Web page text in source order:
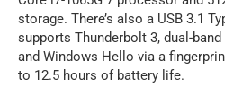
storage. There’s also a USB 3.1
supports Thunderbolt 3, dual-
and Windows Hello via a
to 12.5 hours of battery life.